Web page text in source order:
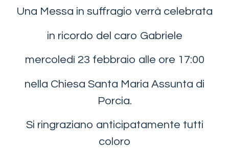
Una Messa in suffragio verrà celebrata
in ricordo del caro Gabriele
mercoledì 23 febbraio alle ore 17:00
nella Chiesa Santa Maria Assunta di
Porcia.
Si ringraziano anticipatamente tutti
coloro